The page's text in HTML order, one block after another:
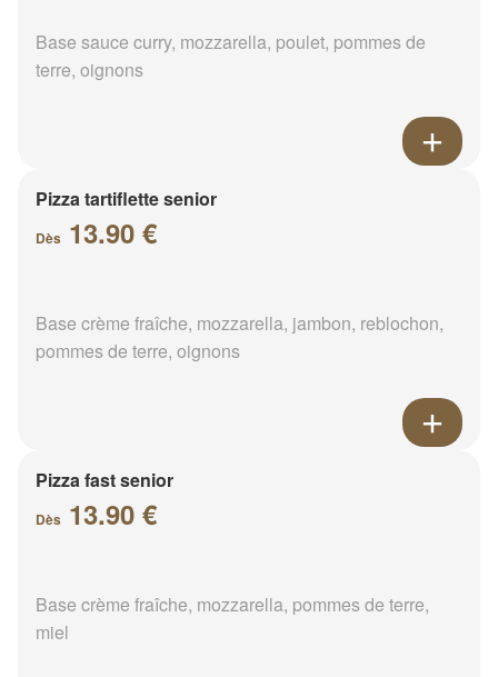
Base sauce curry, mozzarella, poulet, pommes de
terre, oignons
Pizza tartiflette senior
Dès 13.90 €
Base crème fraîche, mozzarella, jambon, reblochon,
pommes de terre, oignons
Pizza fast senior
Dès 13.90 €
Base crème fraîche, mozzarella, pommes de terre,
miel